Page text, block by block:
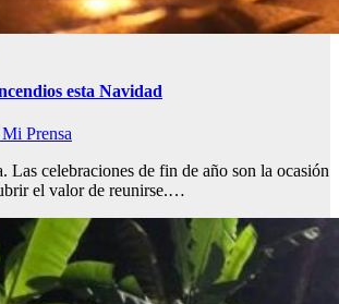
esta Navidad
Mi Prensa
Las celebraciones de fin de año son la ocasión
el valor de reunirse.…